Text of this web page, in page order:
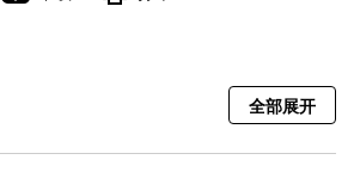
全部展开